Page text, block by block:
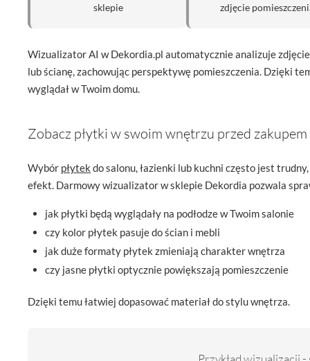
sklepie
zdjęcie
Wizualizator AI w Dekordia.pl automatycznie analizuje zdjęcie
lub ścianę, zachowując perspektywę pomieszczenia. Dzięki
wyglądał w Twoim domu.
Zobacz płytki w swoim wnętrzu przed zakupem
Wybór płytek do salonu, łazienki lub kuchni często jest
efekt. Darmowy wizualizator w sklepie Dekordia pozwala
jak płytki będą wyglądały na podłodze w Twoim salonie
czy kolor płytek pasuje do ścian i mebli
jak duże formaty płytek zmieniają charakter wnętrza
czy jasne płytki optycznie powiększają pomieszczenie
Dzięki temu łatwiej dopasować materiał do stylu wnętrza.